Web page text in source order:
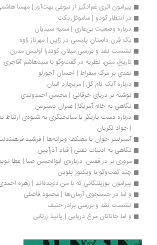
پیرامون اثری غم‌انگیز از نبوغی بهت‌آور | مهسا هاشمی
در انتظار گودو | ساموئل بکت
درباره وضعیت بی‌عاری | سمیه سیدیان
یک قرن داستان پلیسی در ژاپن | مهرناز زاوه
نشست نقد و بررسی میلان کوندرا اولیس مدرن
تاریخ، متن، نظریه در گفت‌وگو با سیدهاشم آقاجری
نقدی بر مرگ سقراط | احسان آجورلو
درباره آنک نام گل | مریچارد المان
نوشته بر دریای خرقانی | محسن احمدوندی
نگاهی به خاله آمریکا | عمران دسترس
| جواد لگزیان
آسترلیتز جوان یا معتکف ویرانه‌ها | فرشید فرهمندنیا
نگاهی به ادبیات نفتی | قباد آذرآیین
مروری بر در قفس: درباره‌ی ابوالحسن صبا | عطا نویدی
چند گفت‌وگو با ویکتور پلوین
پیرامون یوزپلنگانی که با من دویده‌اند | زهره احمدی
و اما در جستجوی آرمان‌ها | محمود فاضلی
نشست نقد و بررسی برادر حنیف
و اما جاناتان مرغ دریایی | پانیذ زرتابی